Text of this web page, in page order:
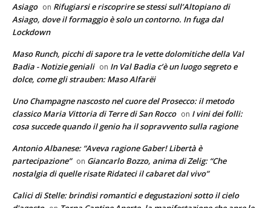
Asiago on Rifugiarsi e riscoprire se stessi sull’Altopiano di
Asiago, dove il formaggio è solo un contorno. In fuga dal
Lockdown
Maso Runch, picchi di sapore tra le vette dolomitiche della Val
Badia - Notizie geniali on In Val Badia c’è un luogo segreto e
dolce, come gli strauben: Maso Alfarëi
Uno Champagne nascosto nel cuore del Prosecco: il metodo
classico Maria Vittoria di Terre di San Rocco on I vini dei folli:
cosa succede quando il genio ha il sopravvento sulla ragione
Antonio Albanese: “Aveva ragione Gaber! Libertà è
partecipazione” on Giancarlo Bozzo, anima di Zelig: “Che
nostalgia di quelle risate Ridateci il cabaret dal vivo”
Calici di Stelle: brindisi romantici e degustazioni sotto il cielo